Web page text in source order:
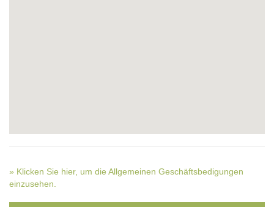
» Klicken Sie hier, um die Allgemeinen Geschäftsbedigungen
einzusehen.